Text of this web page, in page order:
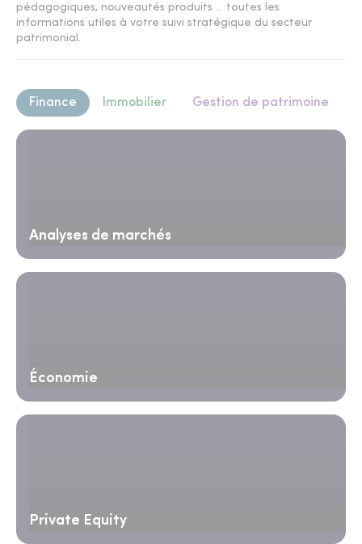
pédagogiques, nouveautés produits ... toutes les
informations utiles à votre suivi stratégique du secteur
patrimonial.
Finance Immobilier Gestion de patrimoine
Analyses de marchés
Économie
Private Equity